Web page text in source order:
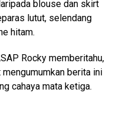
blouse dan skirt
lutut, selendang
hitam.
Rocky memberitahu,
berita ini
cahaya mata ketiga.